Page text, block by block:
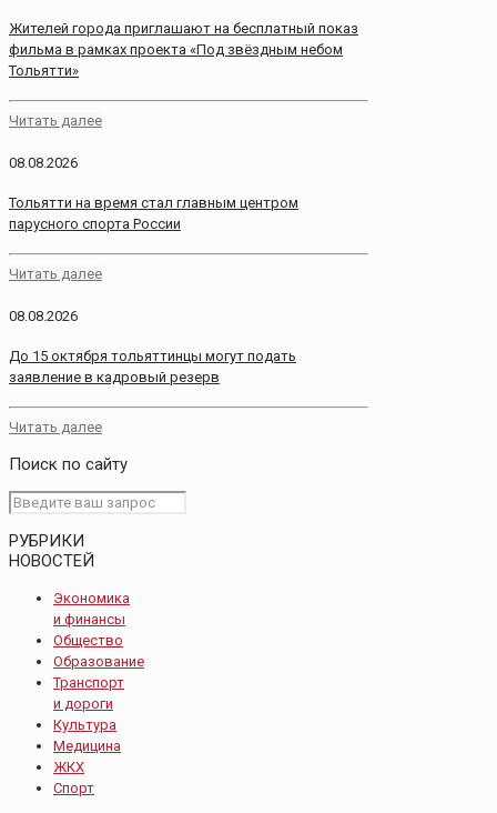
Жителей города приглашают на бесплатный показ
фильма в рамках проекта «Под звёздным небом
Тольятти»
Читать далее
08.08.2026
Тольятти на время стал главным центром
парусного спорта России
Читать далее
08.08.2026
До 15 октября тольяттинцы могут подать
заявление в кадровый резерв
Читать далее
Поиск по сайту
РУБРИКИ
НОВОСТЕЙ
Экономика
и финансы
Общество
Образование
Транспорт
и дороги
Культура
Медицина
ЖКХ
Спорт